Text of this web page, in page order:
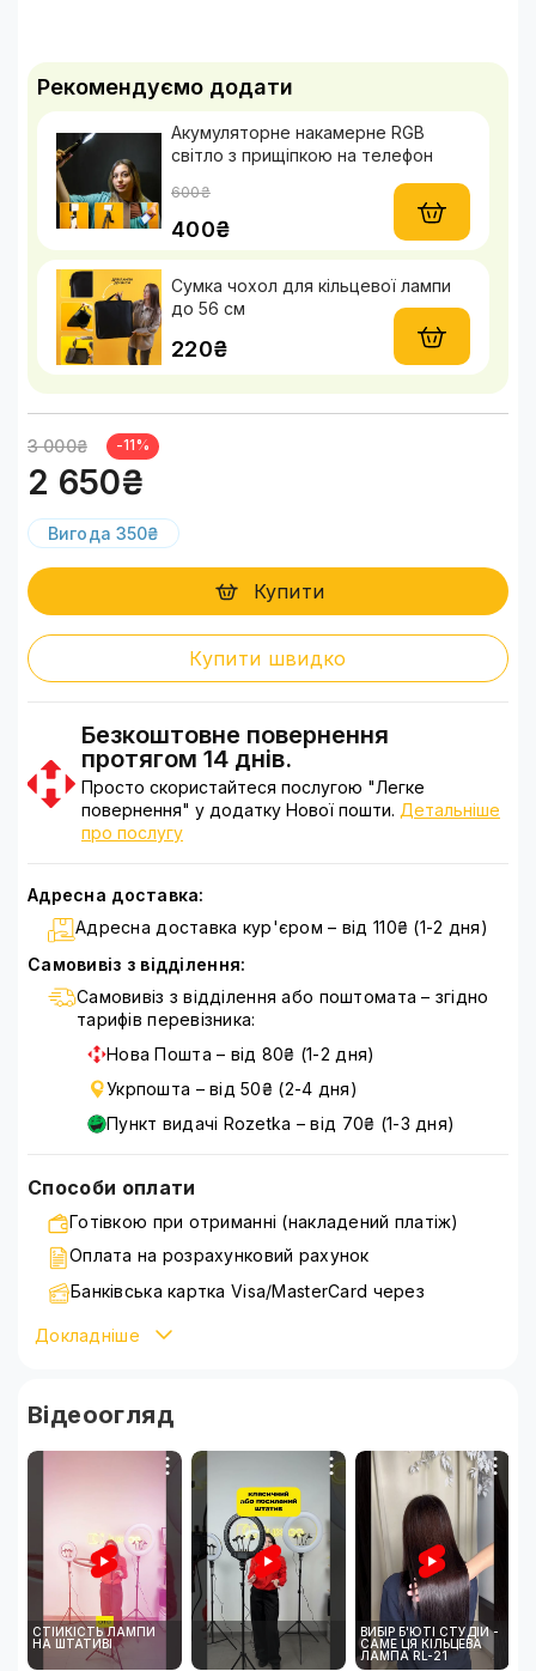
3 000₴ -11%
2 650₴
Вигода 350₴
Купити
Купити швидко
Рекомендуємо додати
Акумуляторне накамерне RGB
світло з прищіпкою на телефон
600₴
400₴
Сумка чохол для кільцевої лампи
до 56 см
220₴
Безкоштовне повернення
протягом 14 днів.
Просто скористайтеся послугою "Легке
повернення" у додатку Нової пошти. Детальніше
про послугу
Адресна доставка:
Адресна доставка кур'єром – від 110₴ (1-2 дня)
Самовивіз з відділення:
Самовивіз з відділення або поштомата – згідно
тарифів перевізника:
Нова Пошта – від 80₴ (1-2 дня)
Укрпошта – від 50₴ (2-4 дня)
Пункт видачі Rozetka – від 70₴ (1-3 дня)
Способи оплати
Готівкою при отриманні (накладений платіж)
Оплата на розрахунковий рахунок
Банківська картка Visa/MasterCard через
Детальніше ознайомитися зі способами оплати можна
Докладніше
Відеоогляд
СТІЙКІСТЬ ЛАМПИ
НА ШТАТИВІ
ВИБІР Б'ЮТІ СТУДІЙ -
САМЕ ЦЯ КІЛЬЦЕВА
ЛАМПА RL-21